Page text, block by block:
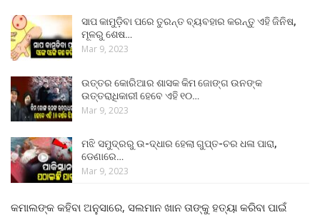
ସାପ କାମୁଡ଼ିବା ପରେ ତୁରନ୍ତ ବ୍ୟବହାର କରନ୍ତୁ ଏହି ଜିନିଷ,
ମୂଳରୁ ଶେଷ…
Mar 9, 2023
ଉତ୍ତର କୋରିଆର ଶାସକ କିମ ଜୋଙ୍ଗ ଉନଙ୍କ
ଉତ୍ତରାଧିକାରୀ ହେବେ ଏହି ୧୦…
Mar 9, 2023
ମଝି ସମୁଦ୍ରରୁ ଉ-ଦ୍ଧାର ହେଲା ଗୁପ୍ତ-ଚର ଧଳା ପାରା,
ଡେଣାରେ…
Mar 9, 2023
କମାଲଙ୍କ କହିବା ଅନୁସାରେ, ସଲମାନ ଖାନ ତାଙ୍କୁ ହତ୍ୟା କରିବା ପାଇଁ